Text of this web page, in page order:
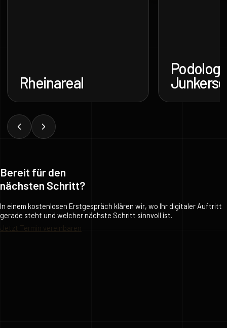
Rheinareal
Bereit für den
nächsten Schritt?
In einem kostenlosen Erstgespräch klären wir, wo Ihr digitaler Auftritt
gerade steht und welcher nächste Schritt sinnvoll ist.
Jetzt Termin vereinbaren